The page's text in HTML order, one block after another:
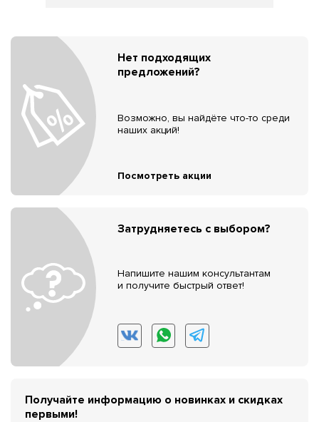
Нет подходящих
предложений?
Возможно, вы найдёте что-то среди
наших акций!
Посмотреть акции
Затрудняетесь с выбором?
Напишите нашим консультантам
и получите быстрый ответ!
Получайте информацию о новинках и скидках
первыми!